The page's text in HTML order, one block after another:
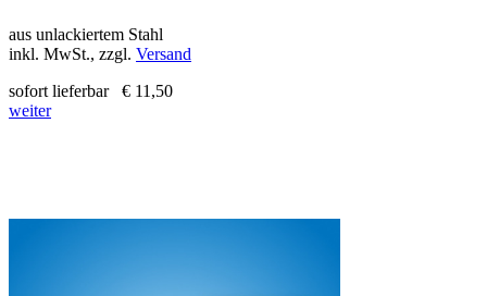
aus unlackiertem Stahl
inkl. MwSt., zzgl. Versand
sofort lieferbar
€ 11,50
weiter